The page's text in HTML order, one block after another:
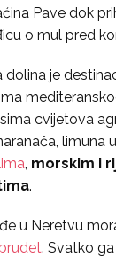
Pave dok
o mul pred
dolina je
cvijetova
limuna
, morskim i
.
u Neretvu
. Svatko